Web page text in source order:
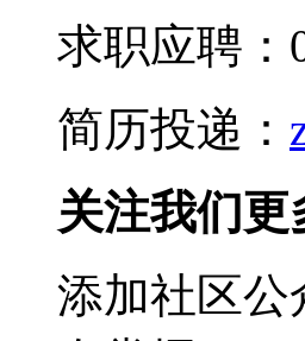
求职应聘：
简历投递：
关注我们更
添加社区公